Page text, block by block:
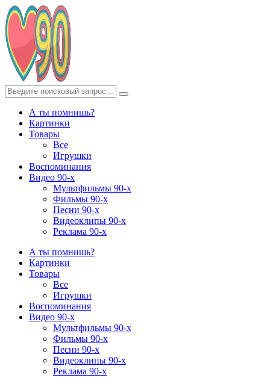
А ты помнишь?
Картинки
Товары
Все
Игрушки
Воспоминания
Видео 90-х
Мультфильмы 90-х
Фильмы 90-х
Песни 90-х
Видеоклипы 90-х
Реклама 90-х
А ты помнишь?
Картинки
Товары
Все
Игрушки
Воспоминания
Видео 90-х
Мультфильмы 90-х
Фильмы 90-х
Песни 90-х
Видеоклипы 90-х
Реклама 90-х